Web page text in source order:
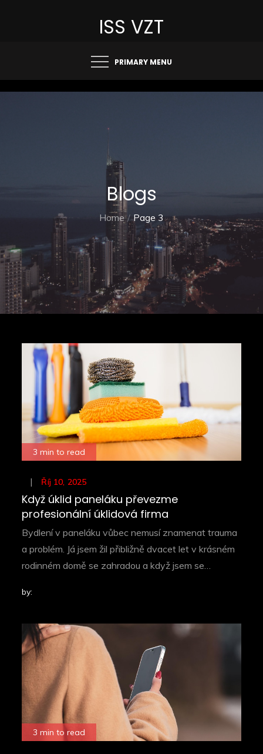
ISS VZT
PRIMARY MENU
Blogs
Home Page 3
3 min to read
Posted
on
Říj 10, 2025
Když úklid paneláku převezme
profesionální úklidová firma
Bydlení v paneláku vůbec nemusí znamenat trauma
a problém. Já jsem žil přibližně dvacet let v krásném
rodinném domě se zahradou a když jsem se…
by:
3 min to read